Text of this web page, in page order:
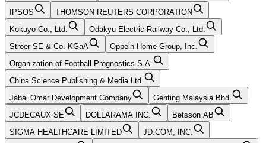
IPSOS
THOMSON REUTERS CORPORATION
Kokuyo Co., Ltd.
Odakyu Electric Railway Co., Ltd.
Ströer SE & Co. KGaA
Oppein Home Group, Inc.
Organization of Football Prognostics S.A.
China Science Publishing & Media Ltd.
Jabal Omar Development Company
Genting Malaysia Bhd.
JCDECAUX SE
DOLLARAMA INC.
Betsson AB
SIGMA HEALTHCARE LIMITED
JD.COM, INC.